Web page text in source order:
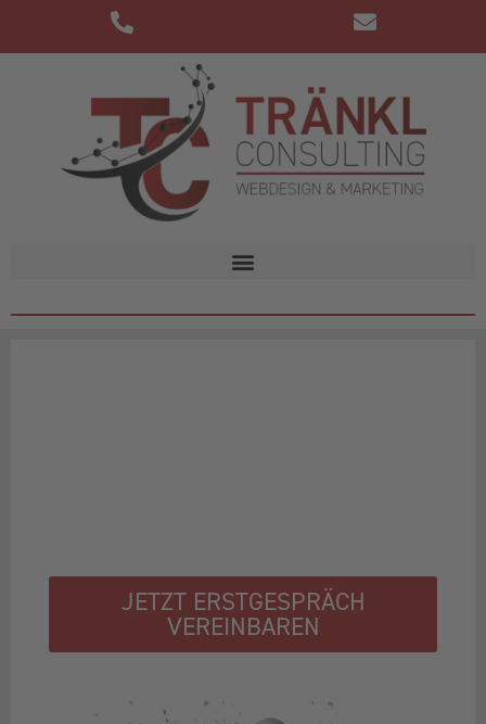
JETZT ERSTGESPRÄCH
VEREINBAREN